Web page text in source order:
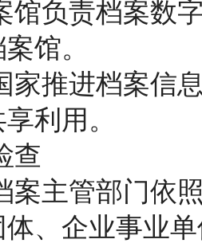
馆负责档案数
馆。
家推进档案信
利用。
查
案主管部门依
、企业事业